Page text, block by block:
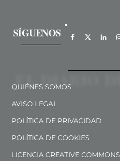
SÍGUENOS
QUIÉNES SOMOS
AVISO LEGAL
POLÍTICA DE PRIVACIDAD
POLÍTICA DE COOKIES
LICENCIA CREATIVE COMMONS